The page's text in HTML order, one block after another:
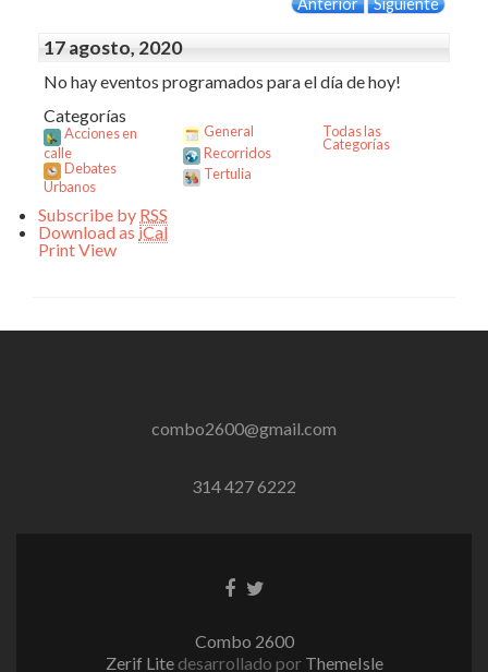
Anterior Siguiente
17 agosto, 2020
No hay eventos programados para el día de hoy!
Categorías
Acciones en
calle
Debates
Urbanos
General
Recorridos
Tertulia
Todas las
Categorías
Subscribe by RSS
Download as iCal
PrintView
combo2600@gmail.com
314 427 6222
EnlaceEnlace
Combo 2600
Zerif Lite desarrollado por ThemeIsle